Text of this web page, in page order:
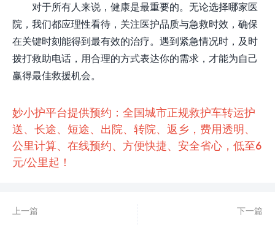
对于所有人来说，健康是最重要的。无论选择哪家医
院，我们都应理性看待，关注医护品质与急救时效，确保
在关键时刻能得到最有效的治疗。遇到紧急情况时，及时
拨打救助电话，用合理的方式表达你的需求，才能为自己
赢得最佳救援机会。
妙小护平台提供预约：全国城市正规救护车转运护
送、长途、短途、出院、转院、返乡，费用透明、
公里计算、在线预约、方便快捷、安全省心，低至6
元/公里起！
上一篇
下一篇